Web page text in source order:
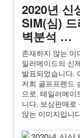
2020년 신
SIM(심)
벽분석 …
존재하지 않는 이
일러메이드의 신
발표되었습니다.
저희 골프프렌드
으로. 테일러메이
니다. 보상판매로
않는 이미지입니